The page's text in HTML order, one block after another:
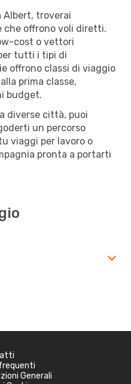
Albert, troverai
che offrono voli diretti.
cost o vettori
tutti i tipi di
offrono classi di viaggio
prima classe,
budget.
diverse città, puoi
un percorso
viaggi per lavoro o
pronta a portarti
Generali